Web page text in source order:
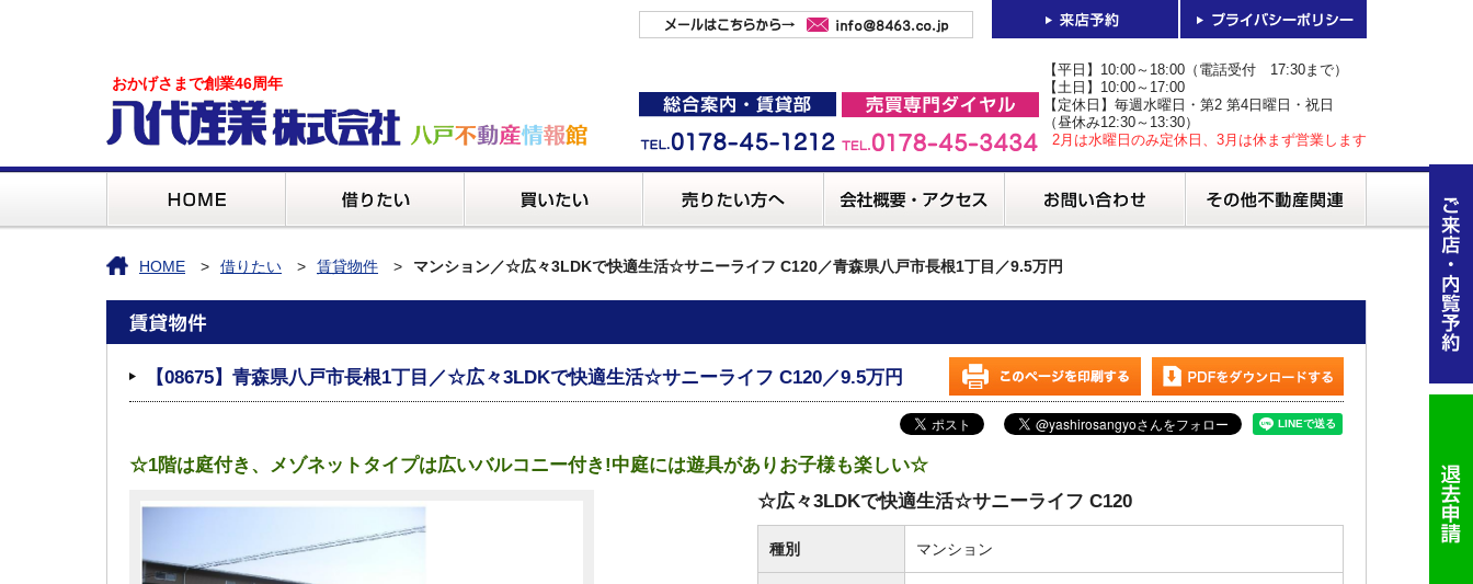
おかげさまで創業46周年
【平日】10:00～18:00（電話受付 17:30まで）
【土日】10:00～17:00
【定休日】毎週水曜日・第2 第4日曜日・祝日
（昼休み12:30～13:30）
2月は水曜日のみ定休日、3月は休まず営業します
HOME 借りたい 賃貸物件 マンション／☆広々3LDKで快適生活☆サニーライフ C120／青森県八戸市長根1丁目／9.5万円
【08675】青森県八戸市長根1丁目／☆広々3LDKで快適生活☆サニーライフ C120／9.5万円
☆1階は庭付き、メゾネットタイプは広いバルコニー付き!中庭には遊具がありお子様も楽しい☆
☆広々3LDKで快適生活☆サニーライフ C120
種別 マンション